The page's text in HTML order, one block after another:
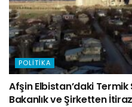
POLITIKA
Afşin Elbistan’daki
Bakanlık ve Şirketten İtiraz